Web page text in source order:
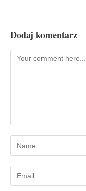
Dodaj komentarz